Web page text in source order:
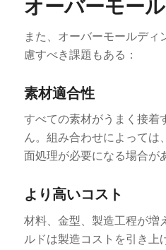
オーバーモー
また、オーバーモールディ
慮すべき課題もある：
素材適合性
すべての素材がうまく接着
ん。組み合わせによっては
面処理が必要になる場合が
より高いコスト
材料、金型、製造工程が増
ルドは製造コストを引き上